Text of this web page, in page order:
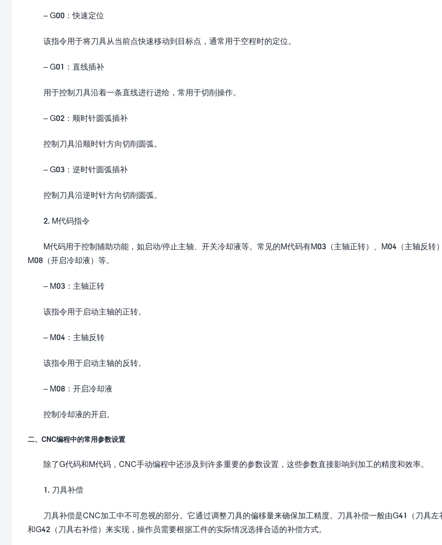
– G00：快速定位
该指令用于将刀具从当前点快速移动到目标点，通常用于空程时的定位。
– G01：直线插补
用于控制刀具沿着一条直线进行进给，常用于切削操作。
– G02：顺时针圆弧插补
控制刀具沿顺时针方向切削圆弧。
– G03：逆时针圆弧插补
控制刀具沿逆时针方向切削圆弧。
2. M代码指令
M代码用于控制辅助功能，如启动/停止主轴、开关冷却液等。常见的M代码有M03（主轴正转）、M04（主轴反转
M08（开启冷却液）等。
– M03：主轴正转
该指令用于启动主轴的正转。
– M04：主轴反转
该指令用于启动主轴的反转。
– M08：开启冷却液
控制冷却液的开启。
二、CNC编程中的常用参数设置
除了G代码和M代码，CNC手动编程中还涉及到许多重要的参数设置，这些参数直接影响到加工的精度和效率。
1. 刀具补偿
刀具补偿是CNC加工中不可忽视的部分。它通过调整刀具的偏移量来确保加工精度。刀具补偿一般由G41（刀具左
和G42（刀具右补偿）来实现，操作员需要根据工件的实际情况选择合适的补偿方式。